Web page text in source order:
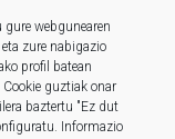
webgunearen
zure nabigazio
profil batean
Cookie guztiak onar
baztertu "Ez dut
Informazio